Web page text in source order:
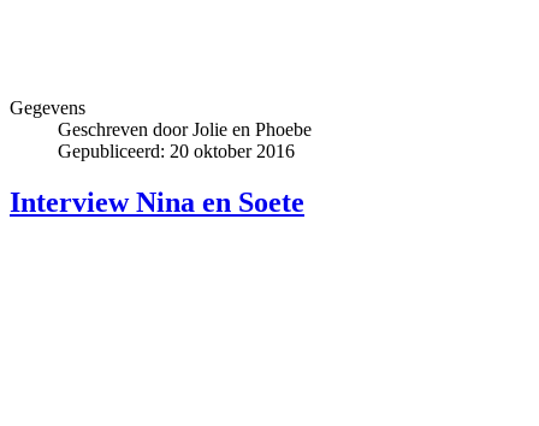
Gegevens
Geschreven doorJolie en Phoebe
Gepubliceerd: 20 oktober 2016
Interview Nina en Soete